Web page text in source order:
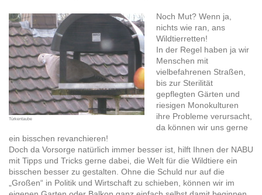
Türkentaube
Noch Mut? Wenn ja,
nichts wie ran, ans
Wildtierretten!
In der Regel haben ja wir
Menschen mit
vielbefahrenen Straßen,
bis zur Sterilität
gepflegten Gärten und
riesigen Monokulturen
ihre Probleme verursacht,
da können wir uns gerne
ein bisschen revanchieren!
Doch da Vorsorge natürlich immer besser ist, hilft Ihnen der NABU
mit Tipps und Tricks gerne dabei, die Welt für die Wildtiere ein
bisschen besser zu gestalten. Ohne die Schuld nur auf die
„Großen“ in Politik und Wirtschaft zu schieben, können wir im